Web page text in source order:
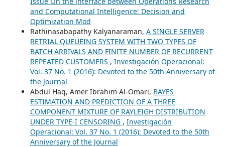
and Computational Intelligence: Decision and
Optimization Mod
Rathinasabapathy Kalyanaraman, A SINGLE SERVER
RETRIAL QUEUEING SYSTEM WITH TWO TYPES OF
BATCH ARRIVALS AND FINITE NUMBER OF RECURRENT
REPEATED CUSTOMERS , Investigación Operacional:
Vol. 37 No. 1 (2016): Devoted to the 50th Anniversary of
the Journal
Abdul Haq, Amer Ibrahim Al-Omari, BAYES
ESTIMATION AND PREDICTION OF A THREE
COMPONENT MIXTURE OF RAYLEIGH DISTRIBUTION
UNDER TYPE-I CENSORING , Investigación
Operacional: Vol. 37 No. 1 (2016): Devoted to the 50th
Anniversary of the Journal